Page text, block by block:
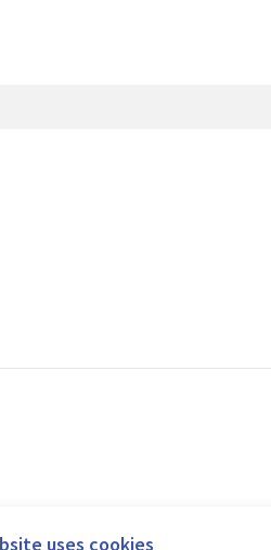
uses cookies